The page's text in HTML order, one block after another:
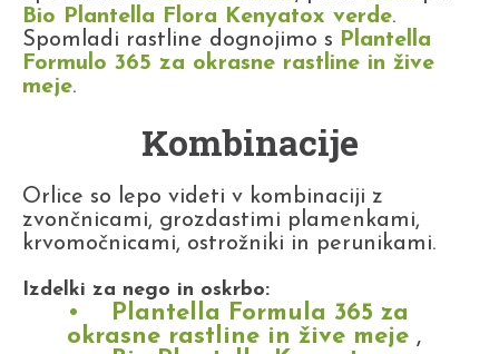
Bio Plantella Flora Kenyatox verde.
Spomladi rastline dognojimo s Plantella
Formulo 365 za okrasne rastline in žive
meje.
Kombinacije
Orlice so lepo videti v kombinaciji z
zvončnicami, grozdastimi plamenkami,
krvomočnicami, ostrožniki in perunikami.
Izdelki za nego in oskrbo:
Plantella Formula 365 za
okrasne rastline in žive meje ,